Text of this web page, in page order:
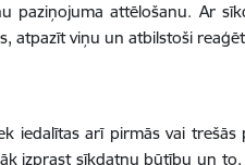
paziņojuma attēlošanu. Ar
atpazīt viņu un atbilstoši
iedalītas arī pirmās vai trešās
izprast sīkdatņu būtību un to,